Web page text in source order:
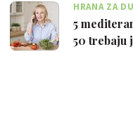
HRANA ZA
5
50 trebaju